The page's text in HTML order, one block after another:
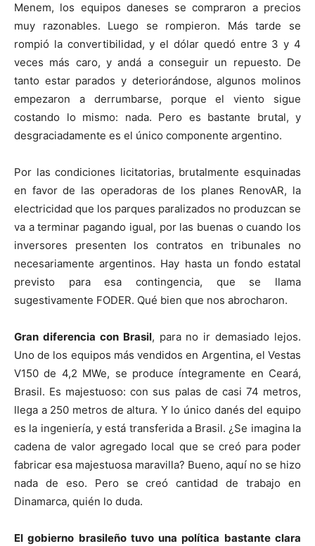
Menem, los equipos daneses se compraron a precios
muy razonables. Luego se rompieron. Más tarde se
rompió la convertibilidad, y el dólar quedó entre 3 y 4
veces más caro, y andá a conseguir un repuesto. De
tanto estar parados y deteriorándose, algunos molinos
empezaron a derrumbarse, porque el viento sigue
costando lo mismo: nada. Pero es bastante brutal, y
desgraciadamente es el único componente argentino.
Por las condiciones licitatorias, brutalmente esquinadas
en favor de las operadoras de los planes RenovAR, la
electricidad que los parques paralizados no produzcan se
va a terminar pagando igual, por las buenas o cuando los
inversores presenten los contratos en tribunales no
necesariamente argentinos. Hay hasta un fondo estatal
previsto para esa contingencia, que se llama
sugestivamente FODER. Qué bien que nos abrocharon.
Gran diferencia con Brasil, para no ir demasiado lejos.
Uno de los equipos más vendidos en Argentina, el Vestas
V150 de 4,2 MWe, se produce íntegramente en Ceará,
Brasil. Es majestuoso: con sus palas de casi 74 metros,
llega a 250 metros de altura. Y lo único danés del equipo
es la ingeniería, y está transferida a Brasil. ¿Se imagina la
cadena de valor agregado local que se creó para poder
fabricar esa majestuosa maravilla? Bueno, aquí no se hizo
nada de eso. Pero se creó cantidad de trabajo en
Dinamarca, quién lo duda.
El gobierno brasileño tuvo una política bastante clara